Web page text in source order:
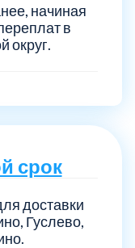
начиная
в
округ.
срок
доставки
Гуслево,